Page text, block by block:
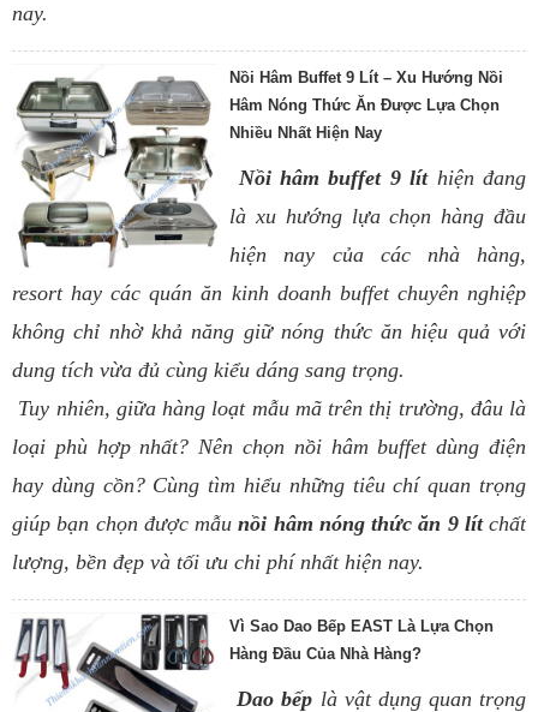
nay.
Nồi Hâm Buffet 9 Lít – Xu Hướng Nồi
Hâm Nóng Thức Ăn Được Lựa Chọn
Nhiều Nhất Hiện Nay
Nồi hâm buffet 9 líthiện đang
là xu hướng lựa chọn hàng đầu
hiện nay của các nhà hàng,
resort hay các quán ăn kinh doanh buffet chuyên nghiệp
không chỉ nhờ khả năng giữ nóng thức ăn hiệu quả với
dung tích vừa đủ cùng kiểu dáng sang trọng.
Tuy nhiên, giữa hàng loạt mẫu mã trên thị trường, đâu là
loại phù hợp nhất? Nên chọn nồi hâm buffet dùng điện
hay dùng cồn? Cùng tìm hiểu những tiêu chí quan trọng
giúp bạn chọn được mẫunồi hâm nóng thức ăn 9 lítchất
lượng, bền đẹp và tối ưu chi phí nhất hiện nay.
Vì Sao Dao Bếp EAST Là Lựa Chọn
Hàng Đầu Của Nhà Hàng?
Dao bếp là vật dụng quan trọng